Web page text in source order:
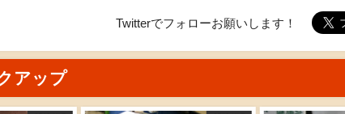
Twitterでフォローお願いします！
アップ